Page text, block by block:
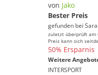
von Jako
Bester Preis
gefunden bei
zuletzt überprüft am
Preis kann sich
50% Ersparnis
Weitere
INTERSPORT